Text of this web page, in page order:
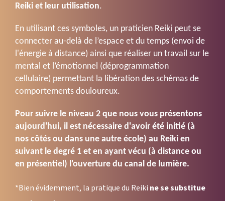
Reiki et leur utilisation.
En utilisant ces symboles, un praticien Reiki peut se
connecter au-delà de l’espace et du temps (envoi de
l'énergie à distance) ainsi que réaliser un travail sur le
mental et l’émotionnel (déprogrammation
cellulaire) permettant la libération des schémas de
comportements douloureux.
Pour suivre le niveau 2 que nous vous présentons
aujourd'hui, il est nécessaire d'avoir été initié (à
nos côtés ou dans une autre école) au Reiki en
suivant le degré 1 et en ayant vécu (à distance ou
en présentiel) l'ouverture du canal de lumière.
*Bien évidemment, la pratique du Reiki ne se substitue